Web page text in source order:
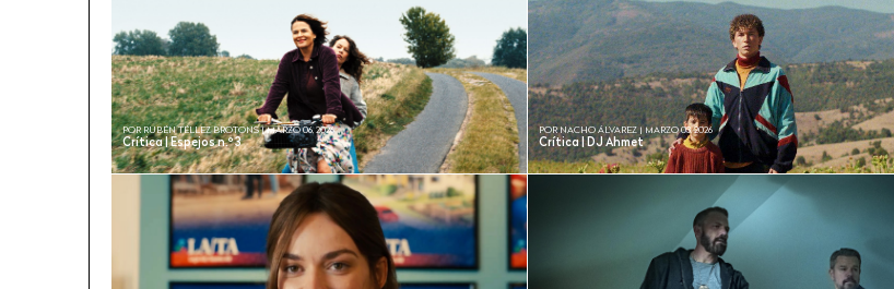
Crítica | Espejos n.º 3
POR RUBÉN TÉLLEZ BROTONS | MARZO 06, 2026
Crítica | DJ Ahmet
POR NACHO ÁLVAREZ | MARZO 03, 2026